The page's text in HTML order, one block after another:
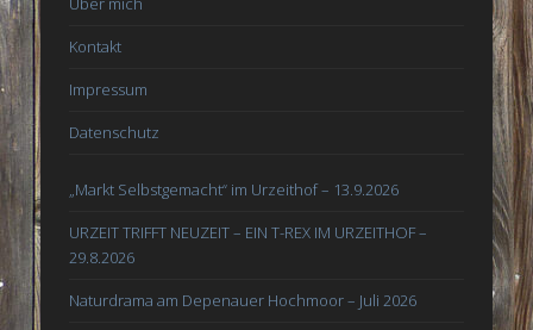
Kontakt
Impressum
Datenschutz
„Markt Selbstgemacht“ im Urzeithof – 13.9.2026
URZEIT TRIFFT NEUZEIT – EIN T-REX IM URZEITHOF –
29.8.2026
Naturdrama am Depenauer Hochmoor – Juli 2026